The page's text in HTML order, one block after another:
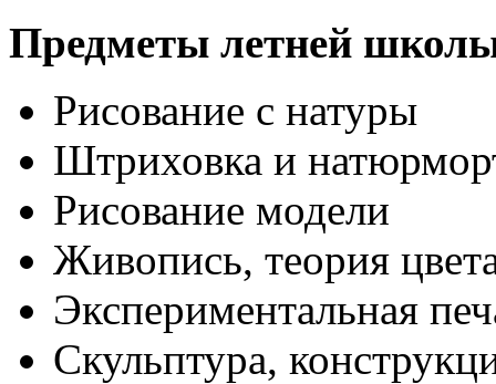
Предметы летней
Рисование с натуры
Штриховка и
Рисование модели
Живопись, теория
Экспериментальная
Скульптура,